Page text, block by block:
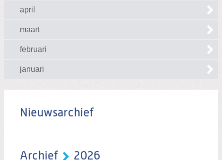
april
maart
februari
januari
Nieuwsarchief
Archief 2026